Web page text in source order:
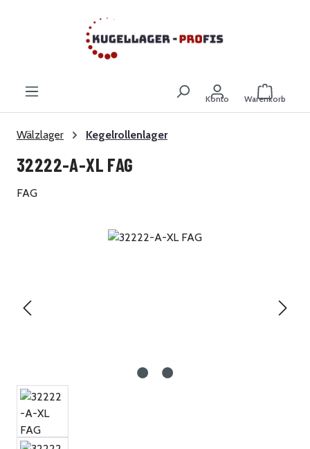
Zum Hauptinhalt springen
Konto Warenkorb
Wälzlager Kegelrollenlager
32222-A-XL FAG
FAG
Bildergalerie überspringen